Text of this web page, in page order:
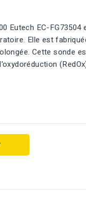
Eutech EC-FG73504
Elle est
Cette sonde